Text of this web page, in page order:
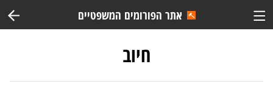
אתר הפורומים המשפטיים
חיוב